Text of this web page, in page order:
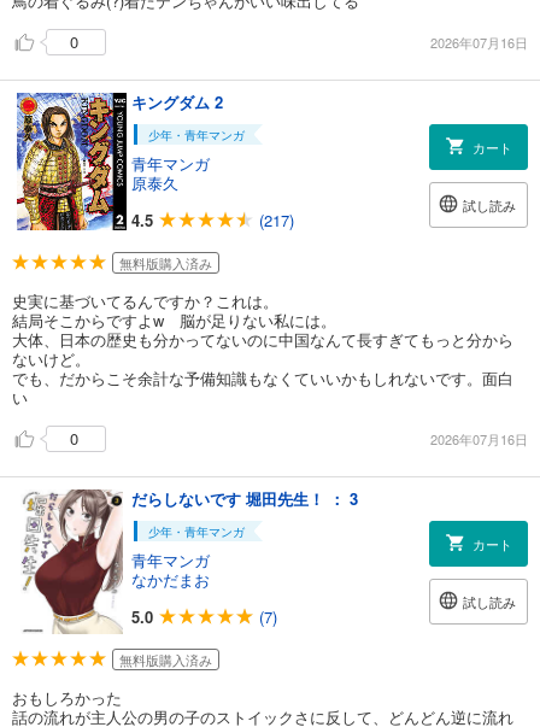
0
2026年07月16日
キングダム 2
少年・青年マンガ
青年マンガ
原泰久
4.5
(217)
カート
試し読み
無料版購入済み
史実に基づいてるんですか？これは。
結局そこからですよw 脳が足りない私には。
大体、日本の歴史も分かってないのに中国なんて長すぎてもっと分から
ないけど。
でも、だからこそ余計な予備知識もなくていいかもしれないです。面白
い
0
2026年07月16日
だらしないです 堀田先生！ ： 3
少年・青年マンガ
青年マンガ
なかだまお
5.0
(7)
カート
試し読み
無料版購入済み
おもしろかった
話の流れが主人公の男の子のストイックさに反して、どんどん逆に流れ